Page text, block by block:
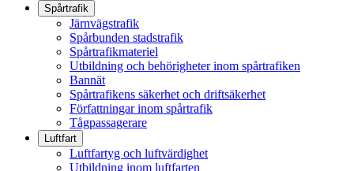
Spårtrafik
Järnvägstrafik
Spårbunden stadstrafik
Spårtrafikmateriel
Utbildning och behörigheter inom spårtrafiken
Bannät
Spårtrafikens säkerhet och driftsäkerhet
Författningar inom spårtrafik
Tågpassagerare
Luftfart
Luftfartyg och luftvärdighet
Utbildning inom luftfarten